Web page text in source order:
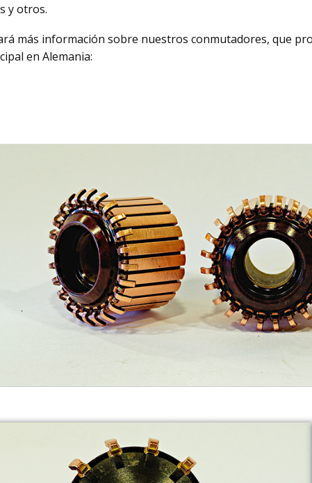
más información sobre nuestros conmutadores, que
en Alemania:
y otros.